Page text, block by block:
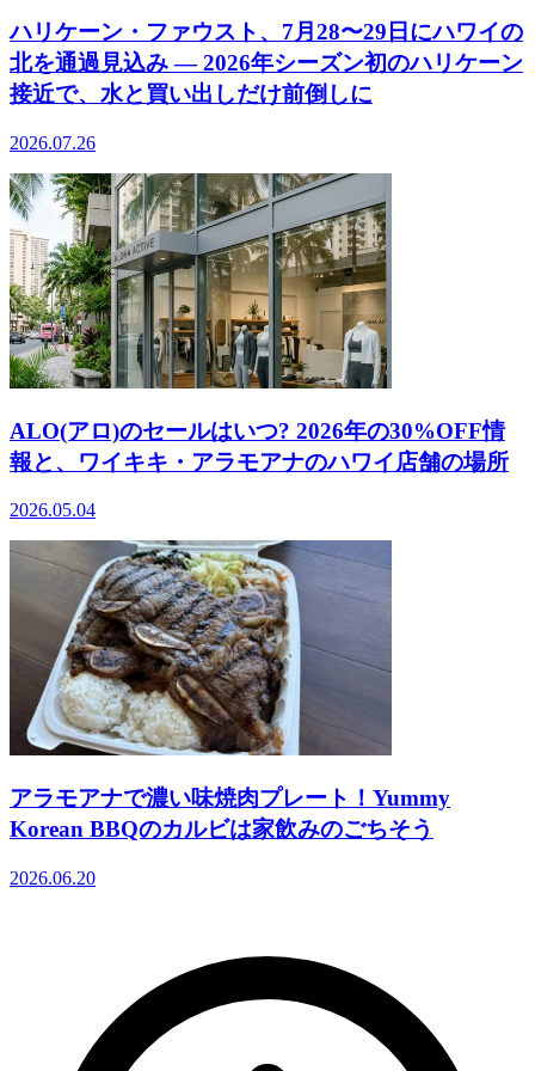
ハリケーン・ファウスト、7月28〜29日にハワイの
北を通過見込み ― 2026年シーズン初のハリケーン
接近で、水と買い出しだけ前倒しに
2026.07.26
ALO(アロ)のセールはいつ? 2026年の30%OFF情
報と、ワイキキ・アラモアナのハワイ店舗の場所
2026.05.04
アラモアナで濃い味焼肉プレート！Yummy
Korean BBQのカルビは家飲みのごちそう
2026.06.20